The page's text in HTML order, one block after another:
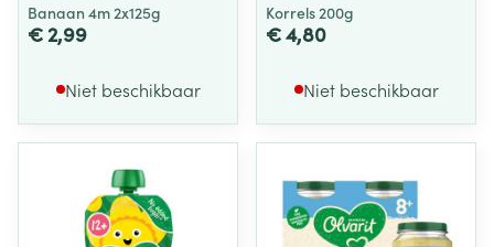
Banaan 4m 2x125g
€ 2,99
Niet beschikbaar
Korrels 200g
€ 4,80
Niet beschikbaar